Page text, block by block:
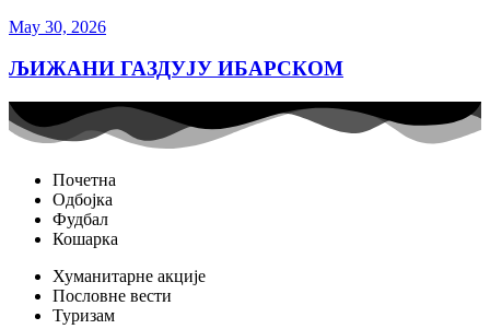
May 30, 2026
ЉИЖАНИ ГАЗДУЈУ ИБАРСКОМ
Почетна
Одбојка
Фудбал
Кошарка
Хуманитарне акције
Пословне вести
Туризам